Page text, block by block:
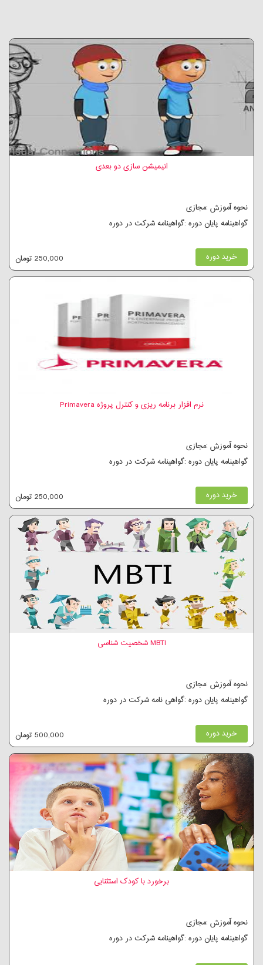
انیمیشن سازی دو بعدی
نحوه آموزش :مجازی
گواهینامه پایان دوره :گواهینامه شرکت در دوره
خرید دوره 250,000 تومان
نرم افزار برنامه ریزی و کنترل پروژه Primavera
نحوه آموزش :مجازی
گواهینامه پایان دوره :گواهینامه شرکت در دوره
خرید دوره 250,000 تومان
MBTI شخصیت شناسی
نحوه آموزش :مجازی
گواهینامه پایان دوره :گواهی نامه شرکت در دوره
خرید دوره 500,000 تومان
برخورد با کودک استثنایی
نحوه آموزش :مجازی
گواهینامه پایان دوره :گواهینامه شرکت در دوره